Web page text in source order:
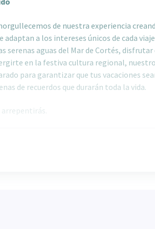
de nuestra experiencia
adaptan a los intereses únicos de cada
serenas aguas del Mar de Cortés, disfrutar
en la festiva cultura regional, nuestro
para garantizar que tus vacaciones
de recuerdos que durarán toda la vida.
turísticos convencionales. Nuestros